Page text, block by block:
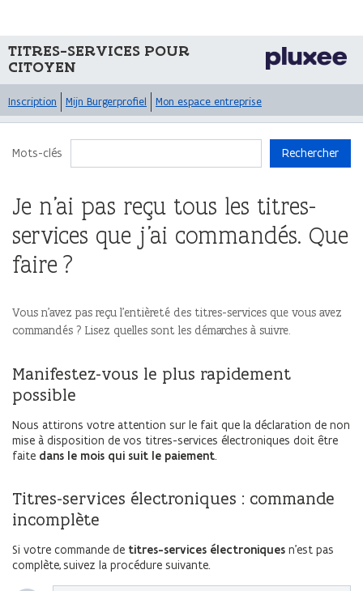
TITRES-SERVICES POUR
CITOYEN
Inscription Mijn Burgerprofiel Mon espace entreprise
Mots-clés Rechercher
Je n’ai pas reçu tous les titres-
services que j’ai commandés. Que
faire ?
Vous n’avez pas reçu l’entièreté des titres-services que vous avez
commandés ? Lisez quelles sont les démarches à suivre.
Manifestez-vous le plus rapidement
possible
Nous attirons votre attention sur le fait que la déclaration de non
mise à disposition de vos titres-services électroniques doit être
faite dans le mois qui suit le paiement.
Titres-services électroniques : commande
incomplète
Si votre commande de titres-services électroniques n’est pas
complète, suivez la procédure suivante.